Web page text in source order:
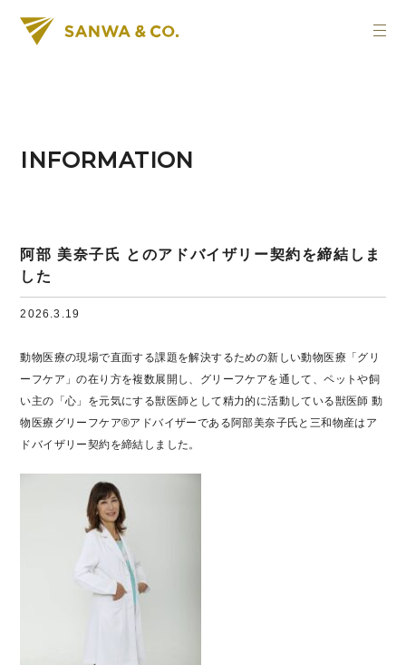
INFORMATION
阿部 美奈子氏 とのアドバイザリー契約を締結しま
した
2026.3.19
動物医療の現場で直面する課題を解決するための新しい動物医療「グリ
ーフケア」の在り方を複数展開し、グリーフケアを通して、ペットや飼
い主の「心」を元気にする獣医師として精力的に活動している獣医師 動
物医療グリーフケア®アドバイザーである阿部美奈子氏と三和物産はア
ドバイザリー契約を締結しました。